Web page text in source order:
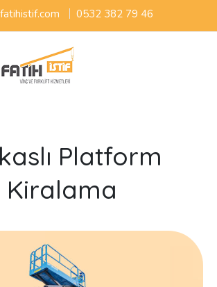
0532 382 79 46
Platform
Kiralama